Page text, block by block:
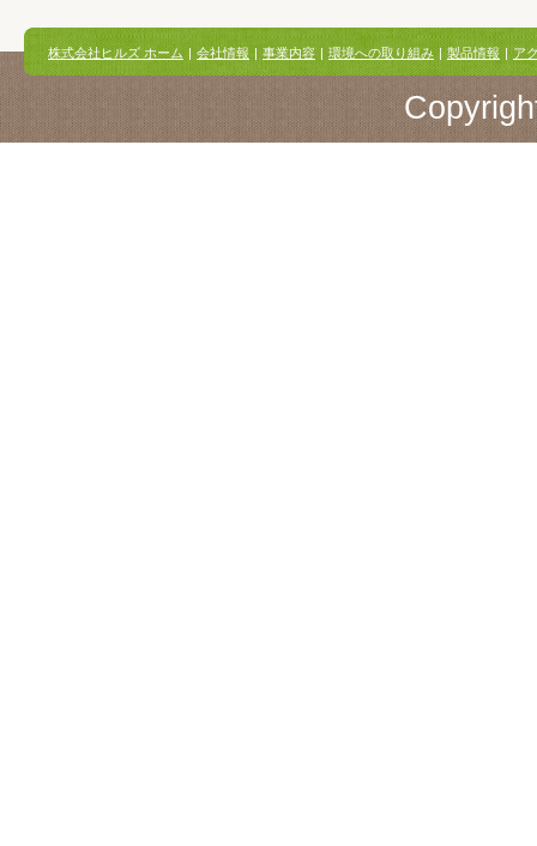
株式会社ヒルズ ホーム | 会社情報 | 事業内容 | 環境への取り組み | 製品情報 | ア